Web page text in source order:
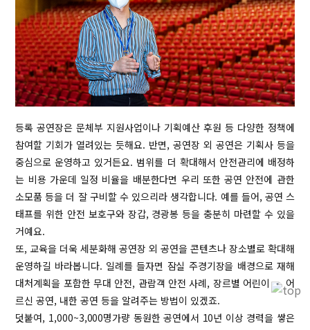
등록 공연장은 문체부 지원사업이나 기획예산 후원 등 다양한 정책에
참여할 기회가 열려있는 듯해요. 반면, 공연장 외 공연은 기획사 등을
중심으로 운영하고 있거든요. 범위를 더 확대해서 안전관리에 배정하
는 비용 가운데 일정 비율을 배분한다면 우리 또한 공연 안전에 관한
소모품 등을 더 잘 구비할 수 있으리라 생각합니다. 예를 들어, 공연 스
태프를 위한 안전 보호구와 장갑, 경광봉 등을 충분히 마련할 수 있을
거예요.
또, 교육을 더욱 세분화해 공연장 외 공연을 콘텐츠나 장소별로 확대해
운영하길 바라봅니다. 일례를 들자면 잠실 주경기장을 배경으로 재해
대처계획을 포함한 무대 안전, 관람객 안전 사례, 장르별 어린이 ‧ 어
르신 공연, 내한 공연 등을 알려주는 방법이 있겠죠.
덧붙여, 1,000~3,000명가량 동원한 공연에서 10년 이상 경력을 쌓은